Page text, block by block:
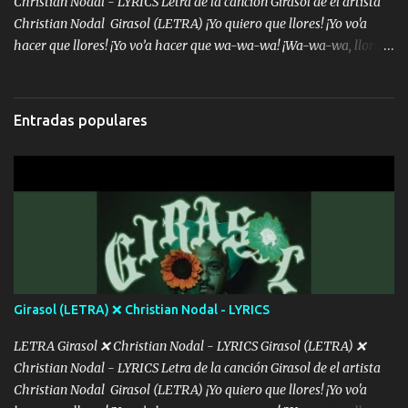
Christian Nodal Girasol (LETRA) ¡Yo quiero que llores! ¡Yo vo'a
hacer que llores! ¡Yo vo’a hacer que wa-wa-wa! ¡Wa-wa-wa, llores!
cada que intentas cantar Cada que intentas rapear, cada que
intentas rimar Pobre payaso que usa a todo el mundo pa' conectar
con la gente Dices "Latino Gang" pero pisas a to'a tu gente Pa’ dar
menos se prudente Hoy me sabe a mierda, traigo un Balvin en los
dientes Por falta de empatía le toca ser resiliente ¿Acaso eres
consciente de los followers que mueves? Parcerito, abre los ojos y
ve el poder que tienes Otro chiste malo son los nombres de tus
álbum's "José, vibras colores con la energía del diablo " ¿Si ...
Entradas populares
Girasol (LETRA) ❌ Christian Nodal - LYRICS
LETRA Girasol ❌ Christian Nodal - LYRICS Girasol (LETRA) ❌
Christian Nodal - LYRICS Letra de la canción Girasol de el artista
Christian Nodal Girasol (LETRA) ¡Yo quiero que llores! ¡Yo vo'a